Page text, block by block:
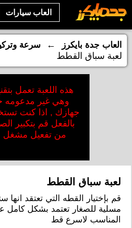
العاب سيارات
العاب جدة بايكرز ← سرعة
لعبة سباق القطط
هذه اللعبة تعمل
وهي غير مدعومه
جهازك , اذا كنت
بالفعل قم بتكبير
من تفعيل مشغل
لعبة سباق القطط
قم بإختيار القطه التي تعتقد انها
مسلية للصغار تعتمد بشكل كامل
المناسب لاسرع قط